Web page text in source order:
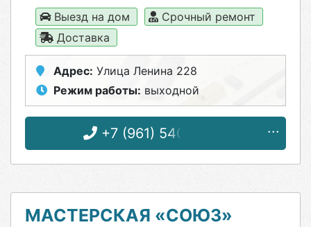
Выезд на дом
Срочный ремонт
Доставка
Адрес: Улица Ленина 228
Режим работы: выходной
+7 (961) 540-00-11
МАСТЕРСКАЯ «СОЮЗ»